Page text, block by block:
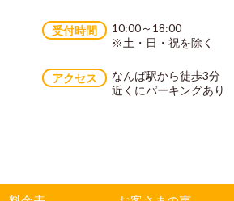
受付時間
10:00～18:00
※土・日・祝を除く
アクセス
なんば駅から徒歩3分
近くにパーキングあり